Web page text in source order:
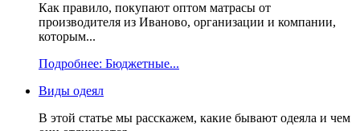
Как правило, покупают оптом матрасы от
производителя из Иваново, организации и компании,
которым...
Подробнее: Бюджетные...
Виды одеял
В этой статье мы расскажем, какие бывают одеяла и чем